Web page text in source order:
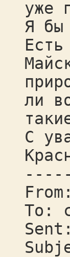
уже
Я бы
ли
С
-----
To: